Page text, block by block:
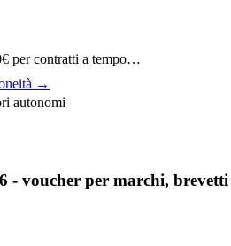
per contratti a tempo…
→
autonomi
- voucher per marchi, brevetti